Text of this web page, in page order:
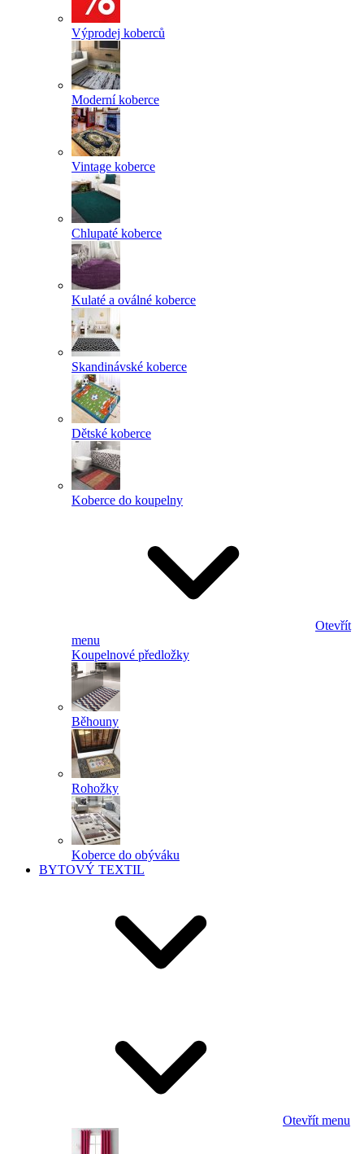
Výprodej koberců
Moderní koberce
Vintage koberce
Chlupaté koberce
Kulaté a oválné koberce
Skandinávské koberce
Dětské koberce
Koberce do koupelny
Otevřít
menu
Koupelnové předložky
Běhouny
Rohožky
Koberce do obýváku
BYTOVÝ TEXTIL
Otevřít menu